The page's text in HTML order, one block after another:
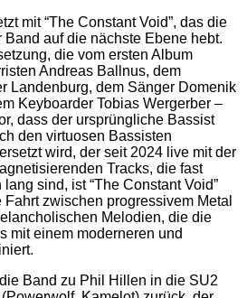
mit “The Constant Void”, das die
auf die nächste Ebene hebt.
die vom ersten Album
Andreas Ballnus, dem
Landenburg, dem Sänger Domenik
Keyboarder Tobias Wergerber –
dass der ursprüngliche Bassist
den virtuosen Bassisten
wird, der seit 2024 live mit der
Tracks, die fast
sind, ist “The Constant Void”
zwischen progressivem Metal
Melodien, die die
mit einem moderneren und
Band zu Phil Hillen in die SU2